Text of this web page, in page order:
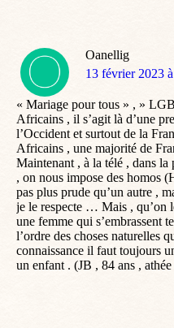
Oanellig
dit
13 février 2023
« Mariage pour tous » , »
Africains , il s’agit là d’une
l’Occident et surtout de la
Africains , une majorité de
Maintenant , à la télé , dans
, on nous impose des homos
pas plus prude qu’un autre ,
je le respecte … Mais , qu’on
une femme qui s’embrassent
l’ordre des choses naturelles
connaissance il faut toujours
un enfant . (JB , 84 ans ,